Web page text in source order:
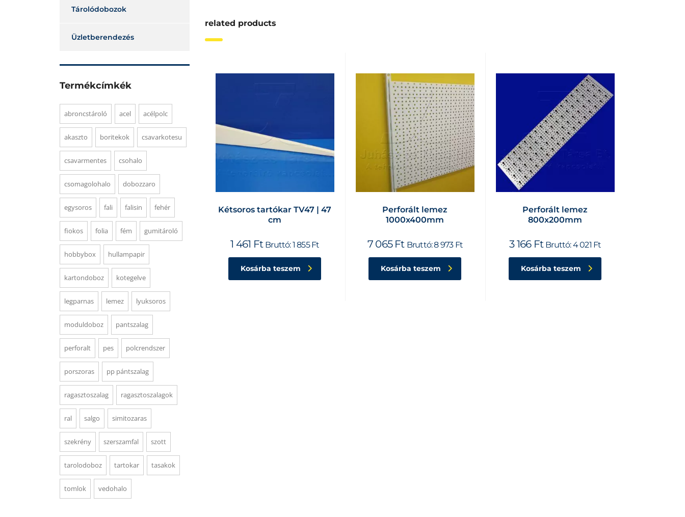
related products
Kétsoros tartókar TV47 | 47
cm
1 461 Ft Bruttó:1 855Ft
Kosárba teszem
Perforált lemez
1000x400mm
7 065 Ft Bruttó:8 973 Ft
Kosárba teszem
Perforált lemez
800x200mm
3 166 Ft Bruttó:4 021 Ft
Kosárba teszem
Tárolódobozok
Üzletberendezés
Termékcímkék
abroncstároló acel acélpolc
akaszto boritekok csavarkotesu
csavarmentes csohalo
csomagolohalo dobozzaro
egysoros fali falisin fehér
fiokos folia fém gumitároló
hobbybox hullampapir
kartondoboz kotegelve
legparnas lemez lyuksoros
moduldoboz pantszalag
perforalt pes polcrendszer
porszoras pp pántszalag
ragasztoszalag ragasztoszalagok
ral salgo simitozaras
szekrény szerszamfal szott
tarolodoboz tartokar tasakok
tomlok vedohalo